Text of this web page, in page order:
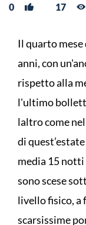
0 17
Il quarto
anni, con
rispetto alla
l'ultimo
laltro come
di
media 15
sono scese
livello fisico, a
scarsissime